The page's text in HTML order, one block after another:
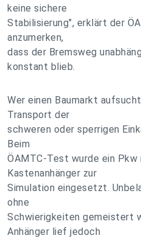
keine sichere
Stabilisierung", erklärt der
anzumerken,
dass der Bremsweg
konstant blieb.
Wer einen Baumarkt
Transport der
schweren oder sperrigen
Beim
ÖAMTC-Test wurde ein
Kastenanhänger zur
Simulation eingesetzt.
ohne
Schwierigkeiten gemeistert
Anhänger lief jedoch